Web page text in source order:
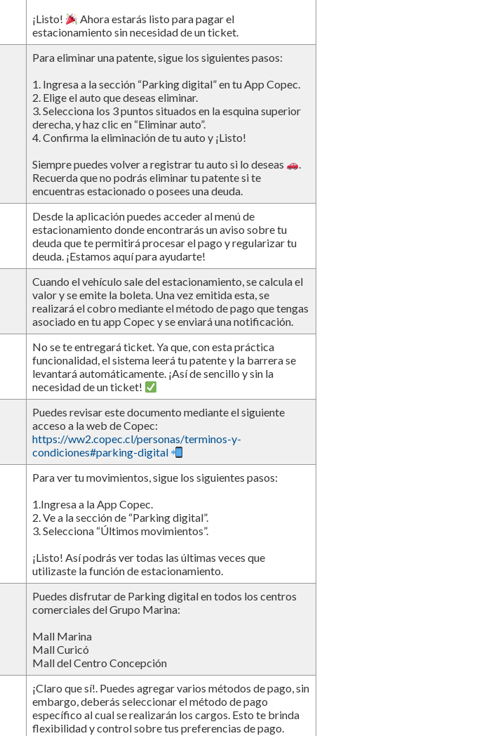
¡Listo!
Ahora estarás listo para pagar el
estacionamiento sin necesidad de un ticket.
Para eliminar una patente, sigue los siguientes pasos:
1. Ingresa a la sección “Parking digital” en tu App Copec.
2. Elige el auto que deseas eliminar.
3. Selecciona los 3 puntos situados en la esquina superior
derecha, y haz clic en “Eliminar auto”.
4. Confirma la eliminación de tu auto y ¡Listo!
Siempre puedes volver a registrar tu auto si lo deseas
.
Recuerda que no podrás eliminar tu patente si te
encuentras estacionado o posees una deuda.
Desde la aplicación puedes acceder al menú de
estacionamiento donde encontrarás un aviso sobre tu
deuda que te permitirá procesar el pago y regularizar tu
deuda. ¡Estamos aquí para ayudarte!
Cuando el vehículo sale del estacionamiento, se calcula el
valor y se emite la boleta. Una vez emitida esta, se
realizará el cobro mediante el método de pago que tengas
asociado en tu app Copec y se enviará una notificación.
No se te entregará ticket. Ya que, con esta práctica
funcionalidad, el sistema leerá tu patente y la barrera se
levantará automáticamente. ¡Así de sencillo y sin la
necesidad de un ticket!
Puedes revisar este documento mediante el siguiente
acceso a la web de Copec:
https://ww2.copec.cl/personas/terminos-y-
condiciones#parking-digital
Para ver tu movimientos, sigue los siguientes pasos:
1.Ingresa a la App Copec.
2. Ve a la sección de “Parking digital”.
3. Selecciona “Últimos movimientos”.
¡Listo! Así podrás ver todas las últimas veces que
utilizaste la función de estacionamiento.
Puedes disfrutar de Parking digital en todos los centros
comerciales del Grupo Marina:
Mall Marina
Mall Curicó
Mall del Centro Concepción
¡Claro que sí!. Puedes agregar varios métodos de pago, sin
embargo, deberás seleccionar el método de pago
específico al cual se realizarán los cargos. Esto te brinda
flexibilidad y control sobre tus preferencias de pago.